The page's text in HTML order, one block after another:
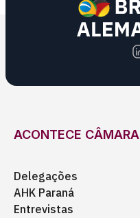
ACONTECE CÂMARA
Delegações
AHK Paraná
Entrevistas